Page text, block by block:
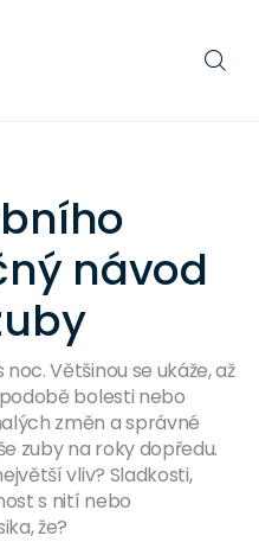
návod
Většinou se ukáže, až
bolesti nebo
změn a správné
zuby na roky dopředu.
vliv? Sladkosti,
s nití nebo
že?